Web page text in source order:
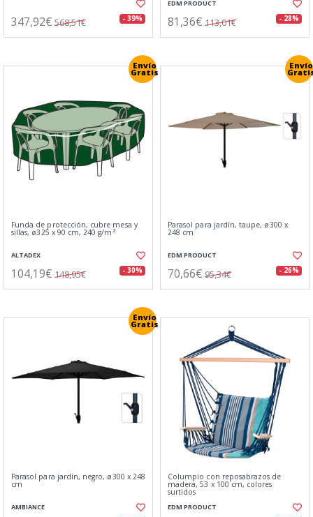
347,92€ 568,51€ - 39%
EDM PRODUCT
81,36€ 113,01€ - 28%
Envío
Gratis
Funda de protección, cubre mesa y
sillas, ø325 x 90 cm, 240 g/m²
ALTADEX
104,19€ 148,95€ - 30%
Envío
Parasol para jardín, taupe, ø300 x
248 cm
EDM PRODUCT
70,66€ 95,34€ - 26%
Envío
Gratis
Parasol para jardín, negro, ø300 x 248
cm
AMBIANCE
Columpio con reposabrazos de
madera, 53 x 100 cm, colores
surtidos
EDM PRODUCT